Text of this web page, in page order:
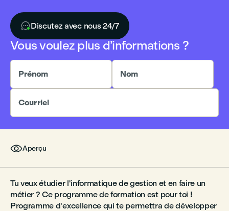
Discutez avec nous 24/7
Vous voulez plus d’informations ?
Prénom Nom
Courriel
Aperçu
Tu veux étudier l'informatique de gestion et en faire un
métier ? Ce programme de formation est pour toi !
Programme d'excellence qui te permettra de développer